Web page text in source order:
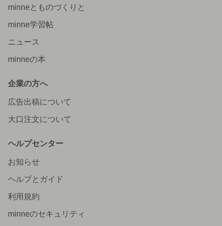
minneとものづくりと
minne学習帖
ニュース
minneの本
企業の方へ
広告出稿について
大口注文について
ヘルプセンター
お知らせ
ヘルプとガイド
利用規約
minneのセキュリティ